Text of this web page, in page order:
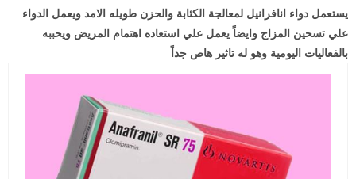
يستعمل دواء انافرانيل لمعالجة الكئابة والحزن طويله الامد ويعمل الدواء
علي تسحين المزاج وايضاً يعمل علي استعاده اهتمام المريض ويحببه
بالفعاليات اليومية وهو له تاثير هاص جداً